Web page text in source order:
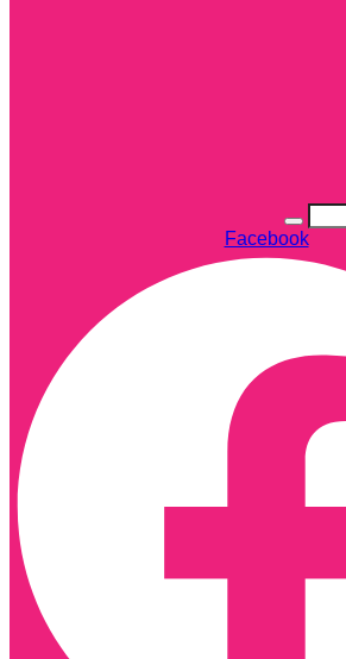
Facebook